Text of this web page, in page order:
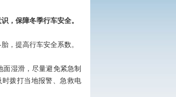
，保障冬季行车安全。
，提高行车安全系数。
湿滑，尽量避免紧急制
拨打当地报警、急救电